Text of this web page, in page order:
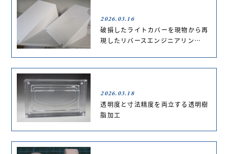
2026.03.16
破損したライトカバーを現物から再
現したリバースエンジニアリン…
2026.03.18
透明度と寸法精度を両立する透明樹
脂加工